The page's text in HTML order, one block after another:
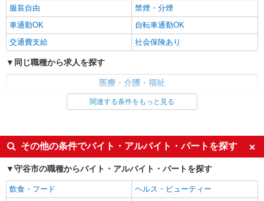
≪守谷駅≫16時帰宅もOK♪病院で補助だけの
まったり作業
時給1600円〜2250円 ＜日払い有/週払い有/交
通費全支給(ガソリン代含む)＞
守谷市
≪守谷駅≫未経験・無資格から看護助手へ挑
戦！シフト相談OK♪
時給1600円〜2250円 ＜日払い有/週払い有/交
通費全支給(ガソリン代含む)＞
服装自由
禁煙・分煙
車通勤OK
自転車通勤OK
交通費支給
社会保険あり
同じ職種から求人を探す
医療・介護・福祉
看護師・保健師・看護助手・助産師
ミドル（40代～）活躍中
ボーナス・賞与あり
週2～3日勤務OK
短時間勤務（1日4h以内）OK
服装自由
車通勤OK
交通費支給
社会保険あり
関連する条件をもっと見る
その他の条件でバイト・アルバイト・パートを探す
守谷市の職種からバイト・アルバイト・パートを探す
飲食・フード
ヘルス・ビューティー